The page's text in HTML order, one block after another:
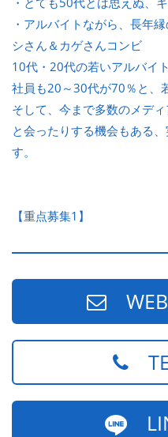
・アルバイトながら、長年
シさん＆カゲさんコンビ
10代・20代の若いアルバイ
社員も20～30代が70％と、
そして、今まで多数のメデ
と会ったりする機会もある
す。
【重点募集1】
WEB